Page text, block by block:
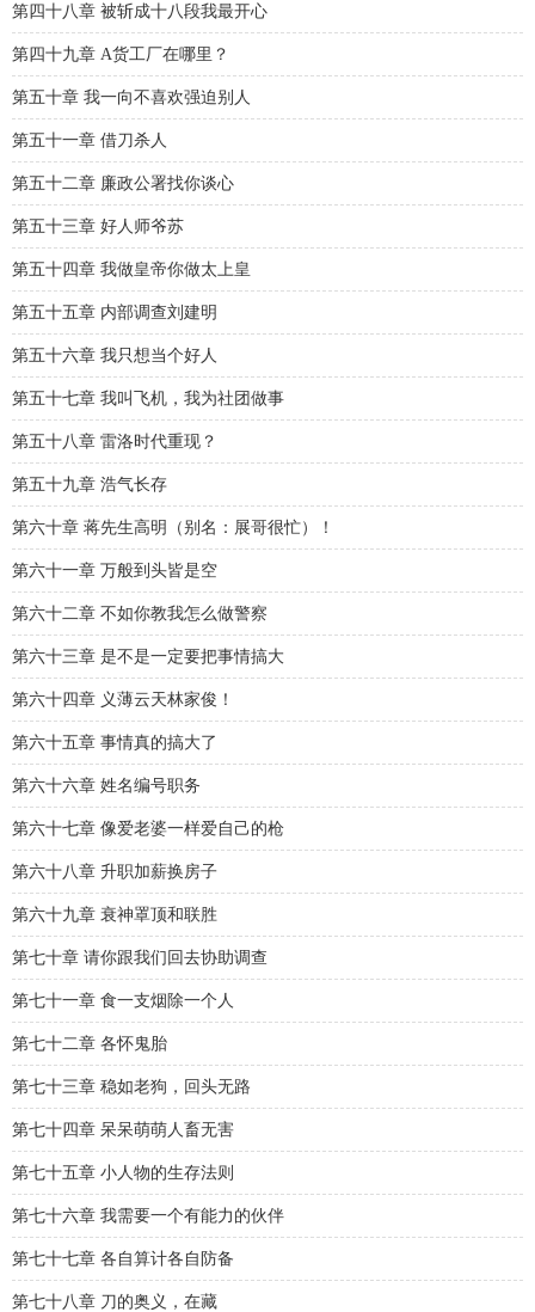
第四十八章 被斩成十八段我最开心
第四十九章 A货工厂在哪里？
第五十章 我一向不喜欢强迫别人
第五十一章 借刀杀人
第五十二章 廉政公署找你谈心
第五十三章 好人师爷苏
第五十四章 我做皇帝你做太上皇
第五十五章 内部调查刘建明
第五十六章 我只想当个好人
第五十七章 我叫飞机，我为社团做事
第五十八章 雷洛时代重现？
第五十九章 浩气长存
第六十章 蒋先生高明（别名：展哥很忙）！
第六十一章 万般到头皆是空
第六十二章 不如你教我怎么做警察
第六十三章 是不是一定要把事情搞大
第六十四章 义薄云天林家俊！
第六十五章 事情真的搞大了
第六十六章 姓名编号职务
第六十七章 像爱老婆一样爱自己的枪
第六十八章 升职加薪换房子
第六十九章 衰神罩顶和联胜
第七十章 请你跟我们回去协助调查
第七十一章 食一支烟除一个人
第七十二章 各怀鬼胎
第七十三章 稳如老狗，回头无路
第七十四章 呆呆萌萌人畜无害
第七十五章 小人物的生存法则
第七十六章 我需要一个有能力的伙伴
第七十七章 各自算计各自防备
第七十八章 刀的奥义，在藏